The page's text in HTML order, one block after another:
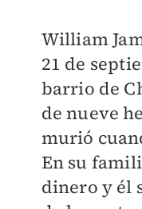
William
21 de
barrio de
de nueve
murió
En su
dinero y él